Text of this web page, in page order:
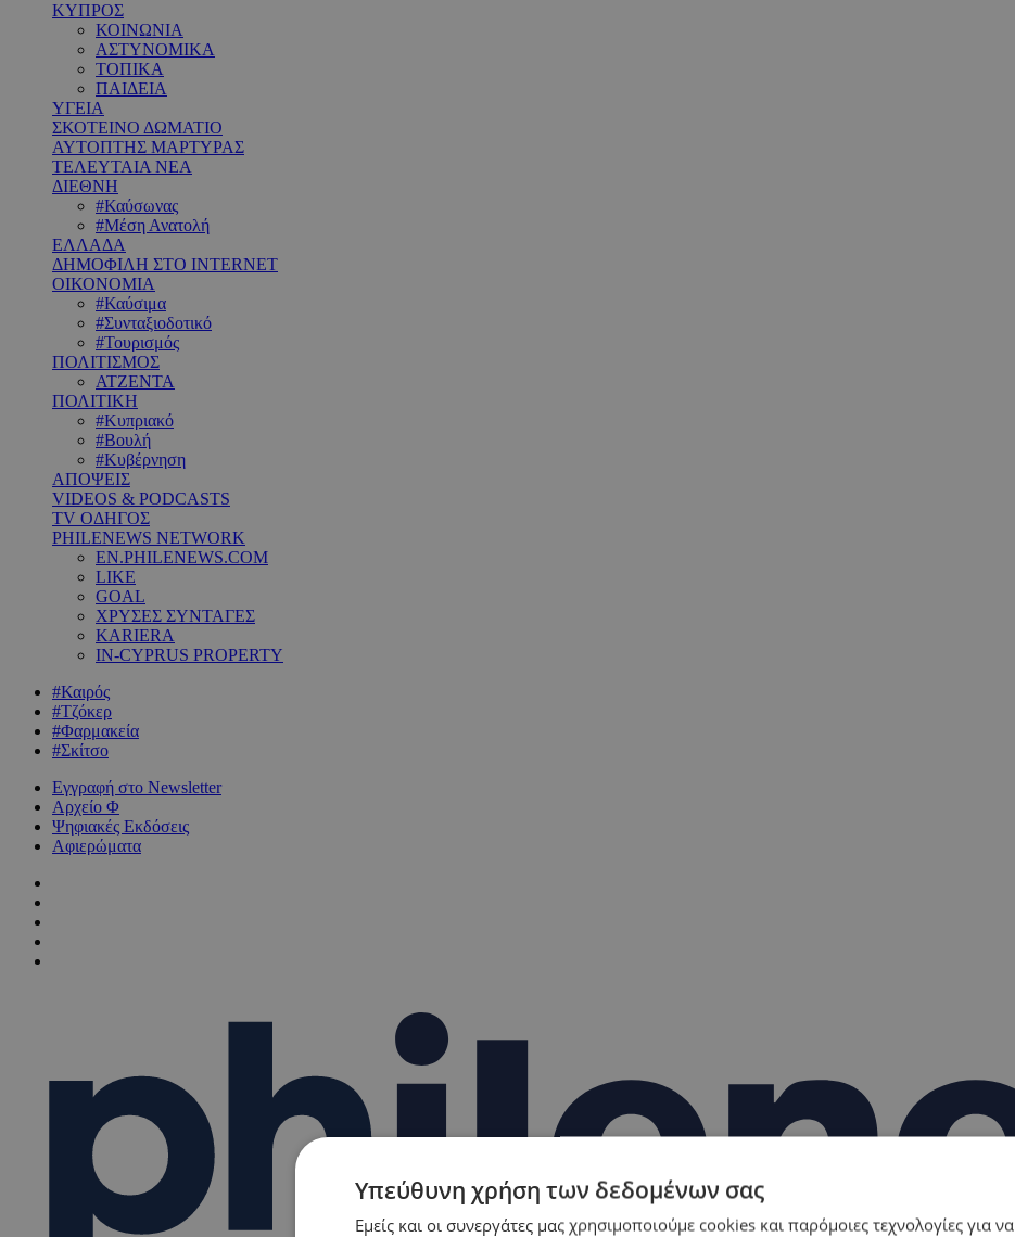
ΚΥΠΡΟΣ
ΚΟΙΝΩΝΙΑ
ΑΣΤΥΝΟΜΙΚΑ
ΤΟΠΙΚΑ
ΠΑΙΔΕΙΑ
ΥΓΕΙΑ
ΣΚΟΤΕΙΝΟ ΔΩΜΑΤΙΟ
ΑΥΤΟΠΤΗΣ ΜΑΡΤΥΡΑΣ
ΤΕΛΕΥΤΑΙΑ ΝΕΑ
ΔΙΕΘΝΗ
#Καύσωνας
#Μέση Ανατολή
ΕΛΛΑΔΑ
ΔΗΜΟΦΙΛΗ ΣΤΟ INTERNET
ΟΙΚΟΝΟΜΙΑ
#Καύσιμα
#Συνταξιοδοτικό
#Τουρισμός
ΠΟΛΙΤΙΣΜΟΣ
ΑΤΖΕΝΤΑ
ΠΟΛΙΤΙΚΗ
#Κυπριακό
#Βουλή
#Κυβέρνηση
ΑΠΟΨΕΙΣ
VIDEOS & PODCASTS
TV ΟΔΗΓΟΣ
PHILENEWS NETWORK
EN.PHILENEWS.COM
LIKE
GOAL
ΧΡΥΣΕΣ ΣΥΝΤΑΓΕΣ
KARIERA
IN-CYPRUS PROPERTY
#Καιρός
#Τζόκερ
#Φαρμακεία
#Σκίτσο
Εγγραφή στο Newsletter
Αρχείο Φ
Ψηφιακές Εκδόσεις
Αφιερώματα
Υπεύθυνη χρήση των δεδομένων σας
Εμείς και οι συνεργάτες μας χρησιμοποιούμε cookies και παρόμοιες τεχνολογίες για να